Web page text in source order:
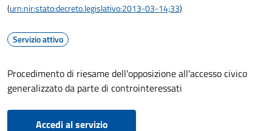
(urn:nir:stato:decreto.legislativo:2013-03-14;33)
Servizio attivo
Procedimento di riesame dell'opposizione all'accesso civico
generalizzato da parte di controinteressati
Accedi al servizio